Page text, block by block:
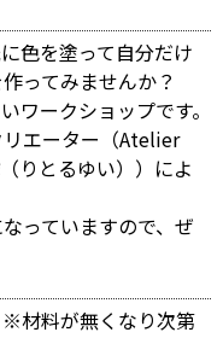
色を塗って自分だけ
ってみませんか？
ワークショップです。
エーター（Atelier
（りとるゆい））によ
っていますので、ぜ
材料が無くなり次第